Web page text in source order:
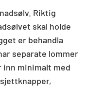
Riktig
skal holde
er behandla
separate lommer
inn minimalt med